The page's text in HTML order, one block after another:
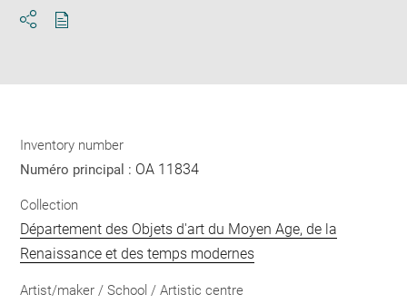
Inventory number
Numéro principal : OA 11834
Collection
Département des Objets d'art du Moyen Age, de la
Renaissance et des temps modernes
Artist/maker / School / Artistic centre